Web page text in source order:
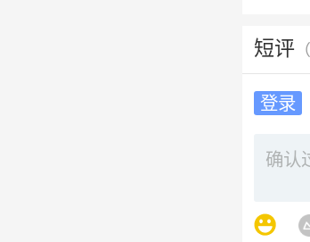
短评（
登录